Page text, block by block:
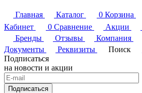
Главная Каталог 0 Корзина
Кабинет
0 Сравнение Акции
Бренды
Отзывы Компания
Документы
Реквизиты Поиск
Подписаться
на новости и акции
Подписаться